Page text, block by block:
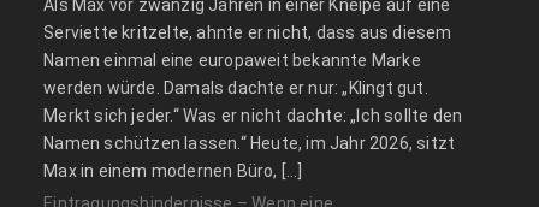
Als Max vor zwanzig Jahren in einer Kneipe auf eine
Serviette kritzelte, ahnte er nicht, dass aus diesem
Namen einmal eine europaweit bekannte Marke
werden würde. Damals dachte er nur: „Klingt gut.
Merkt sich jeder.“ Was er nicht dachte: „Ich sollte den
Namen schützen lassen.“ Heute, im Jahr 2026, sitzt
Max in einem modernen Büro, […]
Eintragungshindernisse – Wenn eine